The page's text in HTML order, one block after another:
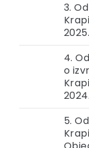
3.
4.
o
5.